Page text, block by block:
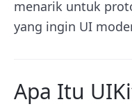
menarik untuk
yang ingin UI
Apa Itu